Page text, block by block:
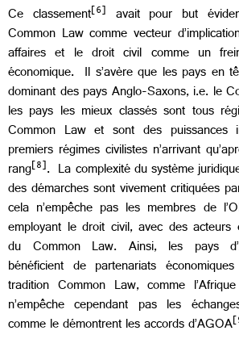
Ce classement[6] avait pour but
Common Law comme vecteur
affaires et le droit civil comme un
économique. Il s’avère que les pays en
dominant des pays Anglo-Saxons, i.e. le
les pays les mieux classés sont tous
Common Law et sont des puissances
premiers régimes civilistes n’arrivant
rang[8]. La complexité du système
des démarches sont vivement critiquées
cela n’empêche pas les membres de
employant le droit civil, avec des acteurs
du Common Law. Ainsi, les pays
bénéficient de partenariats
tradition Common Law, comme
n’empêche cependant pas les
comme le démontrent les accords d’AGOA